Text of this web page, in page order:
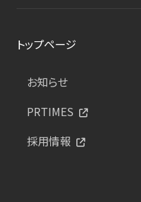
トップページ
お知らせ
PRTIMES
採用情報